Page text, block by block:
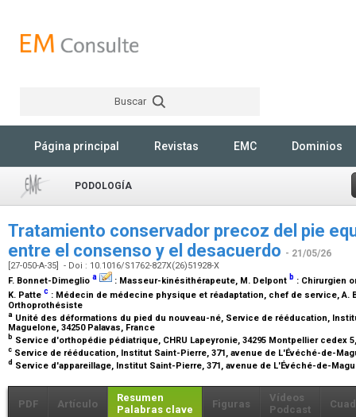
Buscar
Página principal Revistas EMC Dominios
PODOLOGÍA
Tratamiento conservador precoz del pie
entre el consenso y el desacuerdo - 21/05/26
[27-050-A-35] - Doi : 10.1016/S1762-827X(26)51928-X
F. Bonnet-Dimeglio a : Masseur-kinésithérapeute, M. Delpont b : Chirurgien
K. Patte c : Médecin de médecine physique et réadaptation, chef de service, A.
Orthoprothésiste
a Unité des déformations du pied du nouveau-né, Service de rééducation,
Maguelone, 34250 Palavas, France
b Service d'orthopédie pédiatrique, CHRU Lapeyronie, 34295 Montpellier cedex
c Service de rééducation, Institut Saint-Pierre, 371, avenue de L'Évéché-de-
d Service d'appareillage, Institut Saint-Pierre, 371, avenue de L'Évéché-de-
PDF Artículo
Resumen
Palabras clave
Figuras
Vídeos
Podcast